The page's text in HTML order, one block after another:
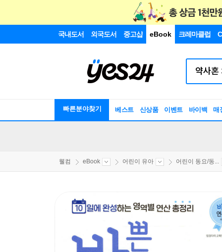
국내도서 외국도서 중고샵 eBook 크레마클럽
빠른분야찾기 베스트 신상품 이벤트 바이백 매
웰컴 eBook 어린이 유아 어린이 동요/동...